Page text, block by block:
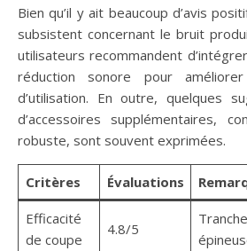
Bien qu’il y ait beaucoup d’avis
subsistent concernant le bruit
utilisateurs recommandent
réduction sonore pour
d’utilisation. En outre, quelques
d’accessoires supplémentaires,
robuste, sont souvent exprimées.
Critères Évaluations
Efficacité
de coupe
4.8/5